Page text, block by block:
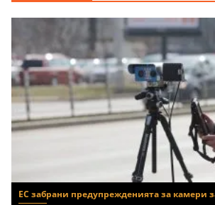
EUR
ЕС забрани предупрежденията за камери